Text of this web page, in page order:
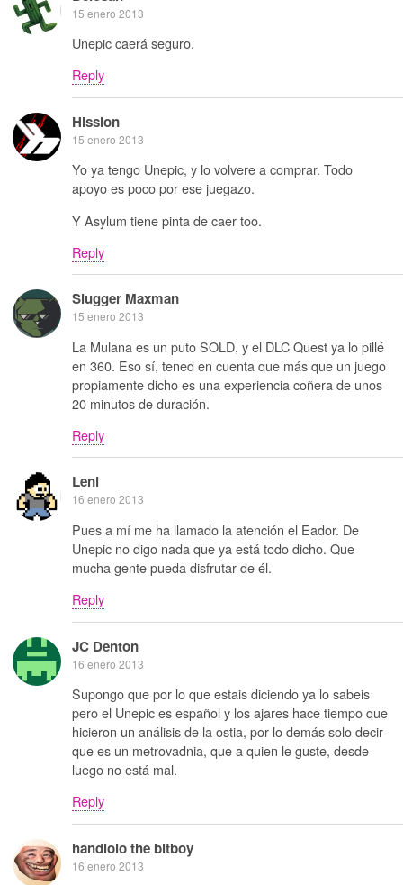
15 enero 2013
Unepic caerá seguro.
Reply
Hission
15 enero 2013
Yo ya tengo Unepic, y lo volvere a comprar. Todo
apoyo es poco por ese juegazo.
Y Asylum tiene pinta de caer too.
Reply
Slugger Maxman
15 enero 2013
La Mulana es un puto SOLD, y el DLC Quest ya lo pillé
en 360. Eso sí, tened en cuenta que más que un juego
propiamente dicho es una experiencia coñera de unos
20 minutos de duración.
Reply
Leni
16 enero 2013
Pues a mí me ha llamado la atención el Eador. De
Unepic no digo nada que ya está todo dicho. Que
mucha gente pueda disfrutar de él.
Reply
JC Denton
16 enero 2013
Supongo que por lo que estais diciendo ya lo sabeis
pero el Unepic es español y los ajares hace tiempo que
hicieron un análisis de la ostia, por lo demás solo decir
que es un metrovadnia, que a quien le guste, desde
luego no está mal.
Reply
handlolo the bitboy
16 enero 2013